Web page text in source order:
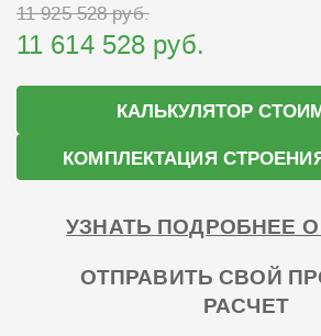
11 925 528 руб.
11 614 528 руб.
КАЛЬКУЛЯТОР
КОМПЛЕКТАЦИЯ
УЗНАТЬ ПОДРОБНЕЕ
ОТПРАВИТЬ СВОЙ
РАСЧЕТ